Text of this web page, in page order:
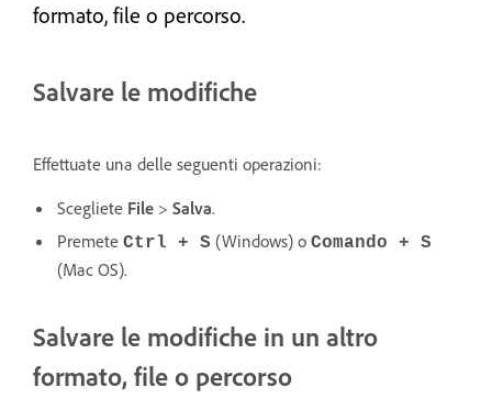
formato, file o percorso.
Salvare le modifiche
Effettuate una delle seguenti operazioni:
Scegliete File > Salva.
Premete Ctrl + S (Windows) o Comando + S
(Mac OS).
Salvare le modifiche in un altro
formato, file o percorso